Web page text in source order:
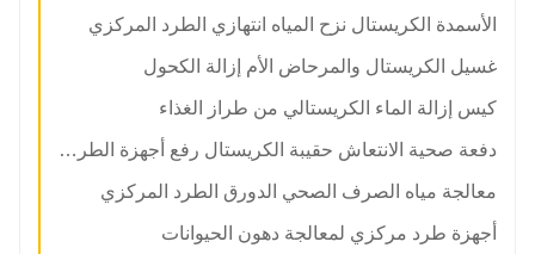
الأسمدة الكريستال نزح المياه انتهازي الطرد المركزي
غسيل الكريستال والمرحاض الأم إزالة الكحول
كيس إزالة الماء الكريستالي من طراز الغذاء
دفعة صحية الانتعاش حقيبة الكريستال رفع أجهزة الطرد المركزي
معالجة مياه الصرف الصحي الدورق الطرد المركزي
أجهزة طرد مركزي لمعالجة دهون الحيوانات